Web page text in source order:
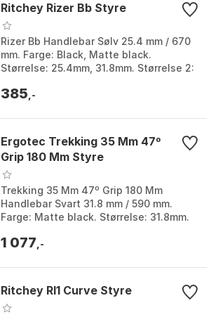
Ritchey Rizer Bb Styre
Rizer Bb Handlebar Sølv 25.4 mm / 670
mm. Farge: Black, Matte black.
Størrelse: 25.4mm, 31.8mm. Størrelse 2:
385 ,-
Ergotec Trekking 35 Mm 47º
Grip 180 Mm Styre
Trekking 35 Mm 47º Grip 180 Mm
Handlebar Svart 31.8 mm / 590 mm.
Farge: Matte black. Størrelse: 31.8mm.
1 077 ,-
Ritchey Rl1 Curve Styre